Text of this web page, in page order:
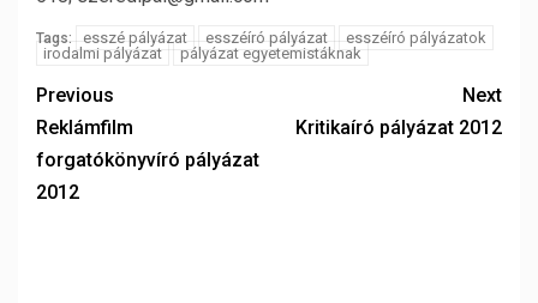
Tags: esszé pályázat esszéíró pályázat
esszéíró pályázatok
irodalmi pályázat
pályázat egyetemistáknak
Previous
Reklámfilm
forgatókönyvíró pályázat
2012
Next
Kritikaíró pályázat 2012